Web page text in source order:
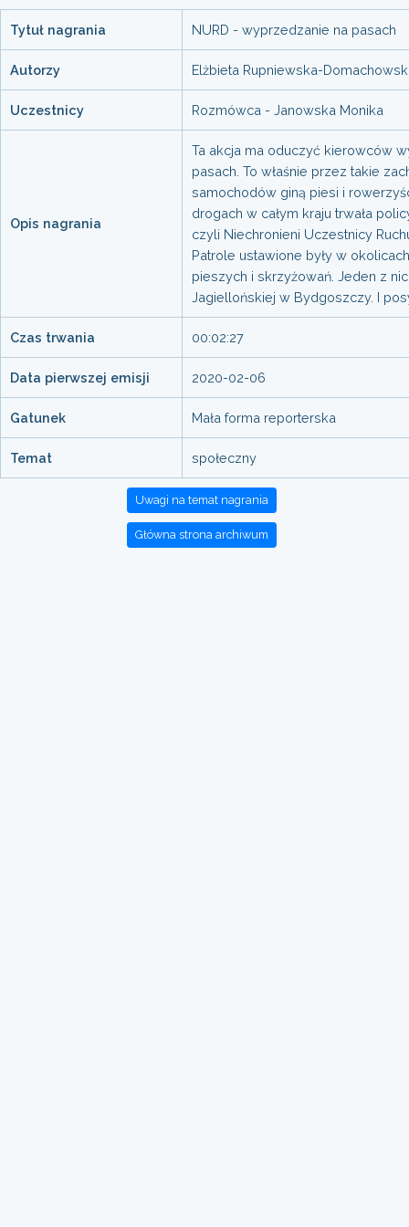
Tytuł nagrania NURD - wyprzedzanie na pasach
Autorzy Elżbieta Rupniewska-
Uczestnicy Rozmówca - Janowska Monika
Opis nagrania
Ta akcja ma oduczyć kierowców
pasach. To właśnie przez takie
samochodów giną piesi i
drogach w całym kraju trwała
czyli Niechronieni Uczestnicy
Patrole ustawione były w
pieszych i skrzyżowań. Jeden z
Jagiellońskiej w Bydgoszczy. I
Czas trwania 00:02:27
Data pierwszej emisji 2020-02-06
Gatunek Mała forma reporterska
Temat społeczny
Uwagi na temat nagrania
Główna strona archiwum